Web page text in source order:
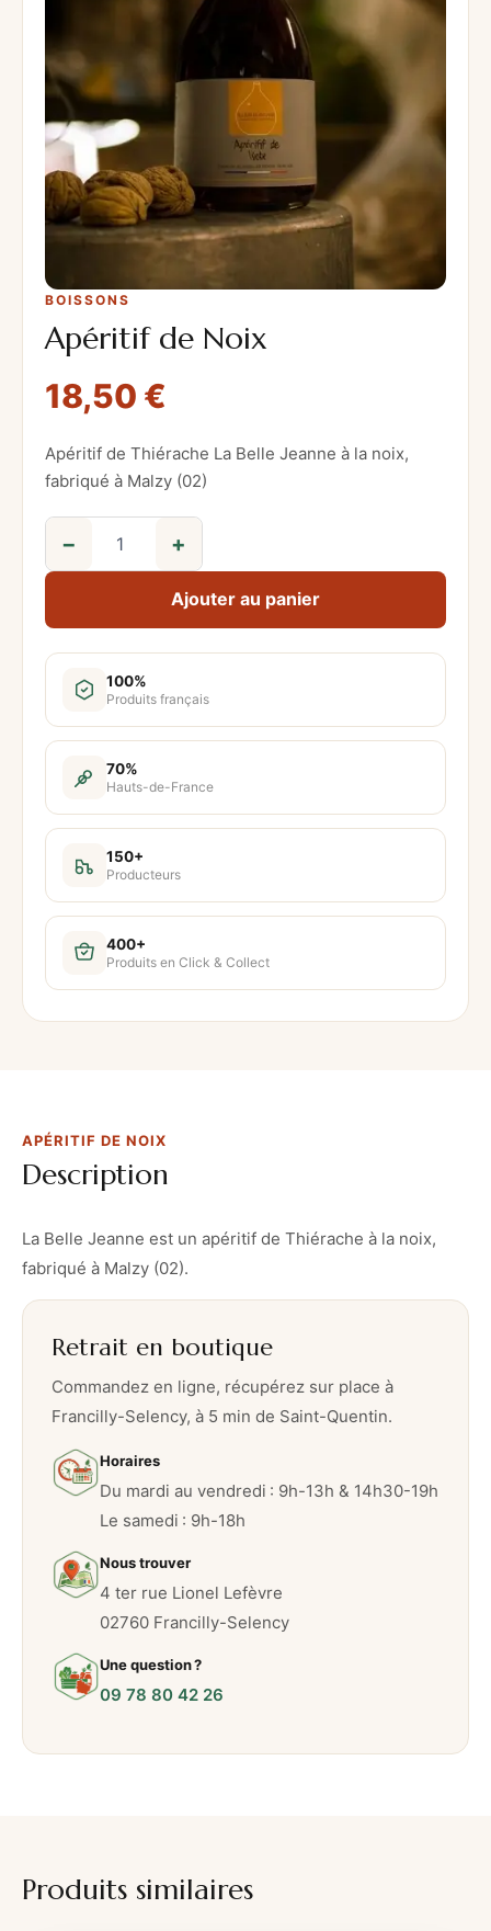
BOISSONS
Apéritif de Noix
18,50 €
Apéritif de Thiérache La Belle Jeanne à la noix,
fabriqué à Malzy (02)
u
a
é
N
o
x
− +
Ajouter au panier
100%
Produits français
70%
Hauts-de-France
150+
Producteurs
400+
Produits en Click & Collect
APÉRITIF DE NOIX
Description
La Belle Jeanne est un apéritif de Thiérache à la noix,
fabriqué à Malzy (02).
Retrait en boutique
Commandez en ligne, récupérez sur place à
Francilly-Selency, à 5 min de Saint-Quentin.
Horaires
Du mardi au vendredi : 9h-13h & 14h30-19h
Le samedi : 9h-18h
Nous trouver
4 ter rue Lionel Lefèvre
02760 Francilly-Selency
Une question ?
09 78 80 42 26
Produits similaires